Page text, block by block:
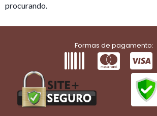
procurando.
Formas de pagamento: